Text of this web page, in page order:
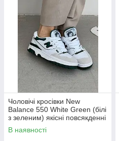
Чоловічі кросівки New
Balance 550 White Green (білі
з зеленим) якісні повсякденні
кроси NB020 top
В наявності